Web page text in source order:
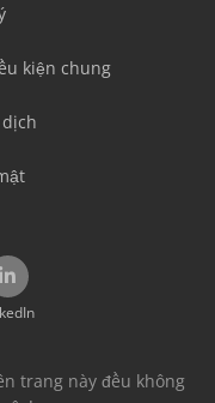
kiện chung
trang này đều không